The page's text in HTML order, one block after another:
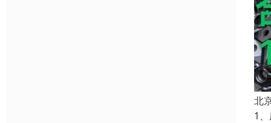
北
1